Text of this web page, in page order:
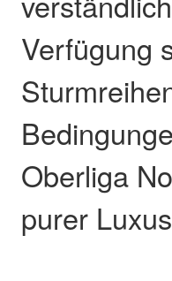
Verfügung
Oberliga
purer